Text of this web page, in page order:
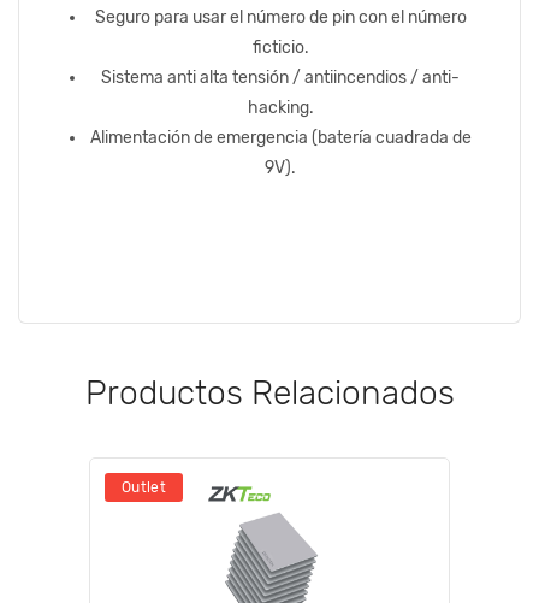
Seguro para usar el número de pin con el número
ficticio.
Sistema anti alta tensión / antiincendios / anti-
hacking.
Alimentación de emergencia (batería cuadrada de
9V).
Productos Relacionados
Outlet